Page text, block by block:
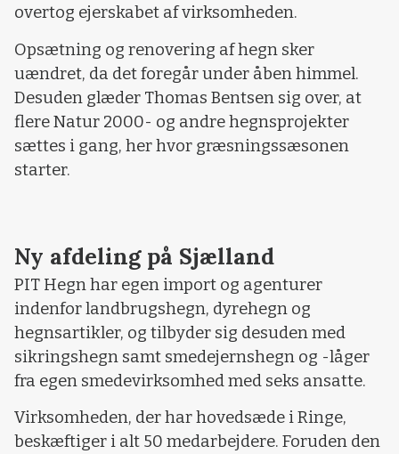
overtog ejerskabet af virksomheden.
Opsætning og renovering af hegn sker
uændret, da det foregår under åben himmel.
Desuden glæder Thomas Bentsen sig over, at
flere Natur 2000- og andre hegnsprojekter
sættes i gang, her hvor græsningssæsonen
starter.
Ny afdeling på Sjælland
PIT Hegn har egen import og agenturer
indenfor landbrugshegn, dyrehegn og
hegnsartikler, og tilbyder sig desuden med
sikringshegn samt smedejernshegn og -låger
fra egen smedevirksomhed med seks ansatte.
Virksomheden, der har hovedsæde i Ringe,
beskæftiger i alt 50 medarbejdere. Foruden den